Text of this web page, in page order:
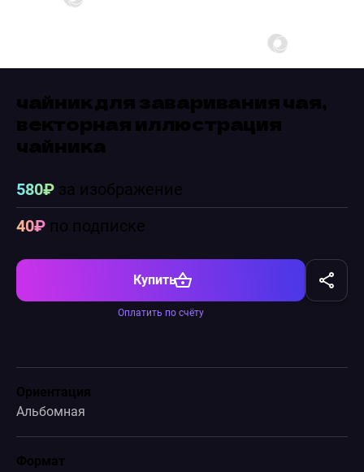
чайник для заваривания чая,
векторная иллюстрация
чайника
580₽за изображение
40₽по подписке
Купить
Оплатить по счёту
Ориентация
Альбомная
Формат